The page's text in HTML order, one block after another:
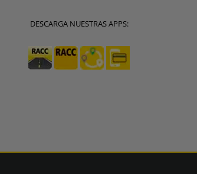
DESCARGA NUESTRAS APPS: